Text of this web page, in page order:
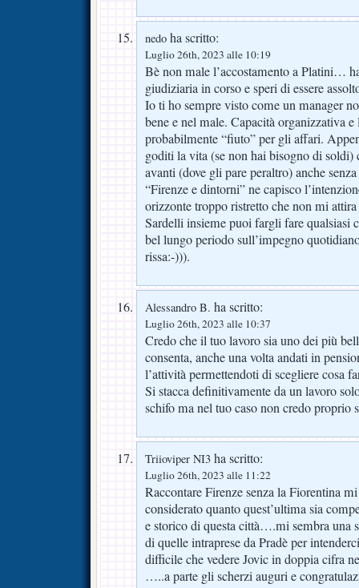
nedo ha scritto:
Luglio 26th, 2023 alle 10:19
Bè non male l’accostamento a Platini…
giudiziaria in corso e speri di essere
Io ti ho sempre visto come un manager
bene e nel male. Capacità organizzativa
probabilmente “fiuto” per gli affari.
goditi la vita (se non hai bisogno di
avanti (dove gli pare peraltro) anche
“Firenze e dintorni” ne capisco
orizzonte troppo ristretto che non mi
Sardelli insieme puoi fargli fare qualsiasi
bel lungo periodo sull’impegno
rissa:-))).
Alessandro B. ha scritto:
Luglio 26th, 2023 alle 10:37
Credo che il tuo lavoro sia uno dei più
consenta, anche una volta andati in
l’attività permettendoti di scegliere cosa
Si stacca definitivamente da un lavoro
schifo ma nel tuo caso non credo proprio
Triioviper NI3 ha scritto:
Luglio 26th, 2023 alle 11:22
Raccontare Firenze senza la Fiorentina
considerato quanto quest’ultima sia
e storico di questa città….mi sembra una
di quelle intraprese da Pradè per
difficile che vedere Jovic in doppia cifra
…..a parte gli scherzi auguri e